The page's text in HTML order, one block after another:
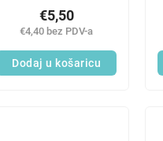
ML
€4,40 bez PDV-a
€5,50
Dodaj u košaricu